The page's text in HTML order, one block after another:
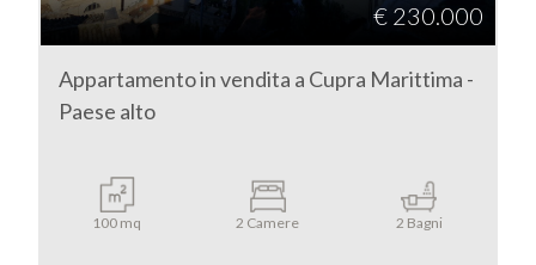
€ 230.000
Appartamento in vendita a Cupra Marittima -
Paese alto
100 mq 2 Camere 2 Bagni